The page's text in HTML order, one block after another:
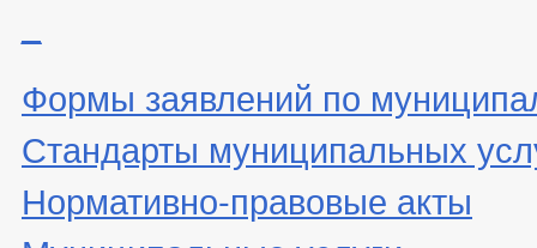
Формы заявлений по
Стандарты муниципальных
Нормативно-правовые акты